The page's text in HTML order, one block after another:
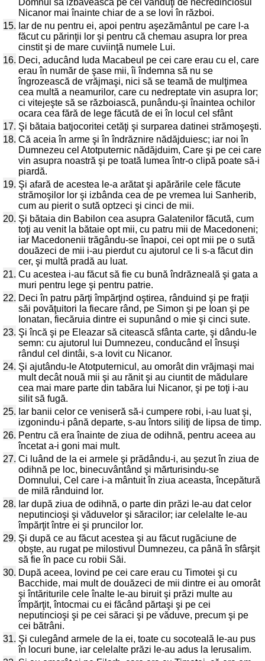
Domnul să izbăvească pe cei vânduţi de necredinciosul
Nicanor mai înainte chiar de a se lovi în război.
15. Iar de nu pentru ei, apoi pentru aşezământul pe care l-a
făcut cu părinţii lor şi pentru că chemau asupra lor prea
cinstit şi de mare cuviinţă numele Lui.
16. Deci, aducând Iuda Macabeul pe cei care erau cu el, care
erau în număr de şase mii, îi îndemna să nu se
îngrozească de vrăjmaşi, nici să se teamă de mulţimea
cea multă a neamurilor, care cu nedreptate vin asupra lor;
ci vitejeşte să se războiască, punându-şi înaintea ochilor
ocara cea fără de lege făcută de ei în locul cel sfânt
17. Şi bătaia batjocoritei cetăţi şi surparea datinei strămoşeşti.
18. Că aceia în arme şi în îndrăznire nădăjduiesc; iar noi în
Dumnezeu cel Atotputernic nădăjduim, Care şi pe cei care
vin asupra noastră şi pe toată lumea într-o clipă poate să-i
piardă.
19. Şi afară de acestea le-a arătat şi apărările cele făcute
strămoşilor lor şi izbânda cea de pe vremea lui Sanherib,
cum au pierit o sută optzeci şi cinci de mii.
20. Şi bătaia din Babilon cea asupra Galatenilor făcută, cum
toţi au venit la bătaie opt mii, cu patru mii de Macedoneni;
iar Macedonenii trăgându-se înapoi, cei opt mii pe o sută
douăzeci de mii i-au pierdut cu ajutorul ce li s-a făcut din
cer, şi multă pradă au luat.
21. Cu acestea i-au făcut să fie cu bună îndrăzneală şi gata a
muri pentru lege şi pentru patrie.
22. Deci în patru părţi împărţind oştirea, rânduind şi pe fraţii
săi povăţuitori la fiecare rând, pe Simon şi pe Ioan şi pe
Ionatan, fiecăruia dintre ei supunând o mie şi cinci sute.
23. Şi încă şi pe Eleazar să citească sfânta carte, şi dându-le
semn: cu ajutorul lui Dumnezeu, conducând el însuşi
rândul cel dintâi, s-a lovit cu Nicanor.
24. Şi ajutându-le Atotputernicul, au omorât din vrăjmaşi mai
mult decât nouă mii şi au rănit şi au ciuntit de mădulare
cea mai mare parte din tabăra lui Nicanor, şi pe toţi i-au
silit să fugă.
25. Iar banii celor ce veniseră să-i cumpere robi, i-au luat şi,
izgonindu-i până departe, s-au întors siliţi de lipsa de timp.
26. Pentru că era înainte de ziua de odihnă, pentru aceea au
încetat a-i goni mai mult.
27. Ci luând de la ei armele şi prădându-i, au şezut în ziua de
odihnă pe loc, binecuvântând şi mărturisindu-se
Domnului, Cel care i-a mântuit în ziua aceasta, începătură
de milă rânduind lor.
28. Iar după ziua de odihnă, o parte din prăzi le-au dat celor
neputincioşi şi văduvelor şi săracilor; iar celelalte le-au
împărţit între ei şi pruncilor lor.
29. Şi după ce au făcut acestea şi au făcut rugăciune de
obşte, au rugat pe milostivul Dumnezeu, ca până în sfârşit
să fie în pace cu robii Săi.
30. După aceea, lovind pe cei care erau cu Timotei şi cu
Bacchide, mai mult de douăzeci de mii dintre ei au omorât
şi întăriturile cele înalte le-au biruit şi prăzi multe au
împărţit, întocmai cu ei făcând părtaşi şi pe cei
neputincioşi şi pe cei săraci şi pe văduve, precum şi pe
cei bătrâni.
31. Şi culegând armele de la ei, toate cu socoteală le-au pus
în locuri bune, iar celelalte prăzi le-au adus la Ierusalim.